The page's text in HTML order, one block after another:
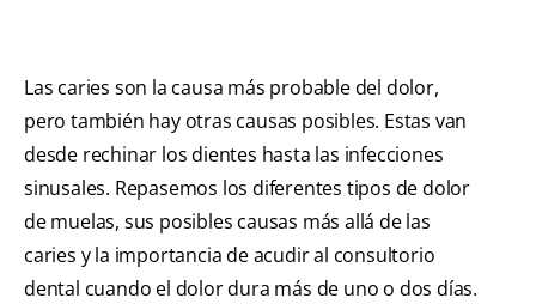
Las caries son la causa más probable del dolor,
pero también hay otras causas posibles. Estas van
desde rechinar los dientes hasta las infecciones
sinusales. Repasemos los diferentes tipos de dolor
de muelas, sus posibles causas más allá de las
caries y la importancia de acudir al consultorio
dental cuando el dolor dura más de uno o dos días.